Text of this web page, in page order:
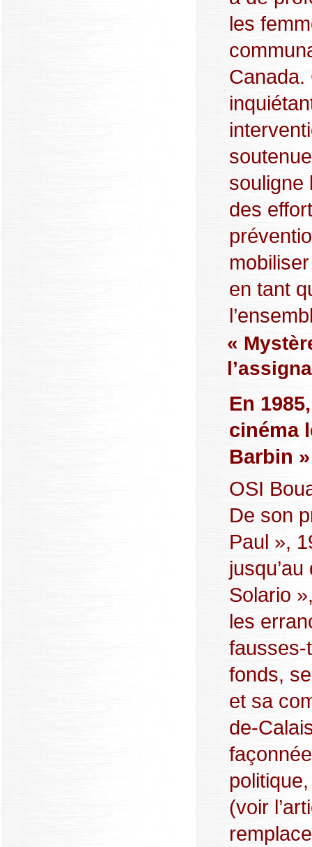
les
Canada.
souligne
des
en tant
«
En
cinéma
Barbin »
OSI
De son
Paul »,
Solario
les
fausses-
fonds,
et sa
de-
(voir